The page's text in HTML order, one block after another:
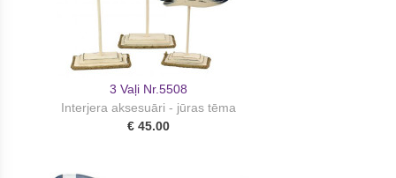
3 Vaļi Nr.5508
Interjera aksesuāri - jūras tēma
€ 45.00